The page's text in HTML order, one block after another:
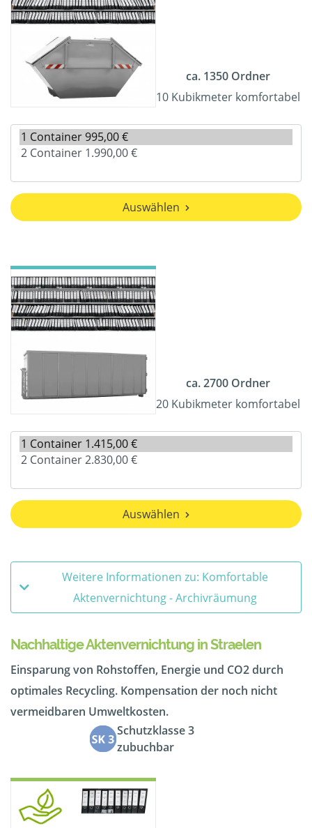
ca. 1350 Ordner
10 Kubikmeter komfortabel
Auswählen
ca. 2700 Ordner
20 Kubikmeter komfortabel
Auswählen
Weitere Informationen zu: Komfortable
Aktenvernichtung - Archivräumung
Nachhaltige Aktenvernichtung in Straelen
Einsparung von Rohstoffen, Energie und CO2 durch
optimales Recycling. Kompensation der noch nicht
vermeidbaren Umweltkosten.
Schutzklasse 3
zubuchbar